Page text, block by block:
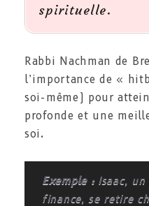
spirituelle.
Rabbi Nachman de
l’importance de «
soi-même) pour
profonde et une
soi.
Exemple :Isaac, un
finance, se retire